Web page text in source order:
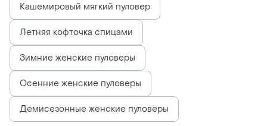
Кашемировый мягкий пуловер
Летняя кофточка спицами
Зимние женские пуловеры
Осенние женские пуловеры
Демисезонные женские пуловеры